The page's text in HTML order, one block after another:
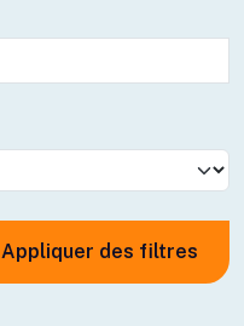
Appliquer des filtres